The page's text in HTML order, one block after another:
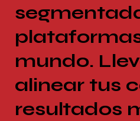
mundo.
alinear tus
resultados